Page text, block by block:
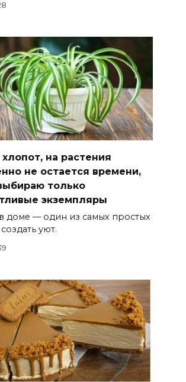
на растения
не остается времени,
только
экземпляры
доме — один из самых простых
уют.